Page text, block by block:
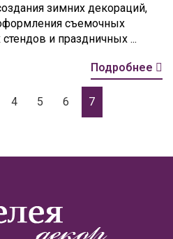
зимних декораций,
съемочных
и праздничных ...
Подробнее
4 5 6 7